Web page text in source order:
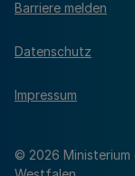
© 2026 Ministerium
Barriere melden
Datenschutz
Impressum